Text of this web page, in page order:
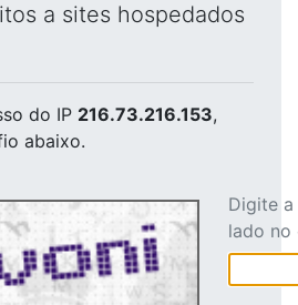
a sites hospedados
do IP 216.73.216.153,
abaixo.
Digite
lado no